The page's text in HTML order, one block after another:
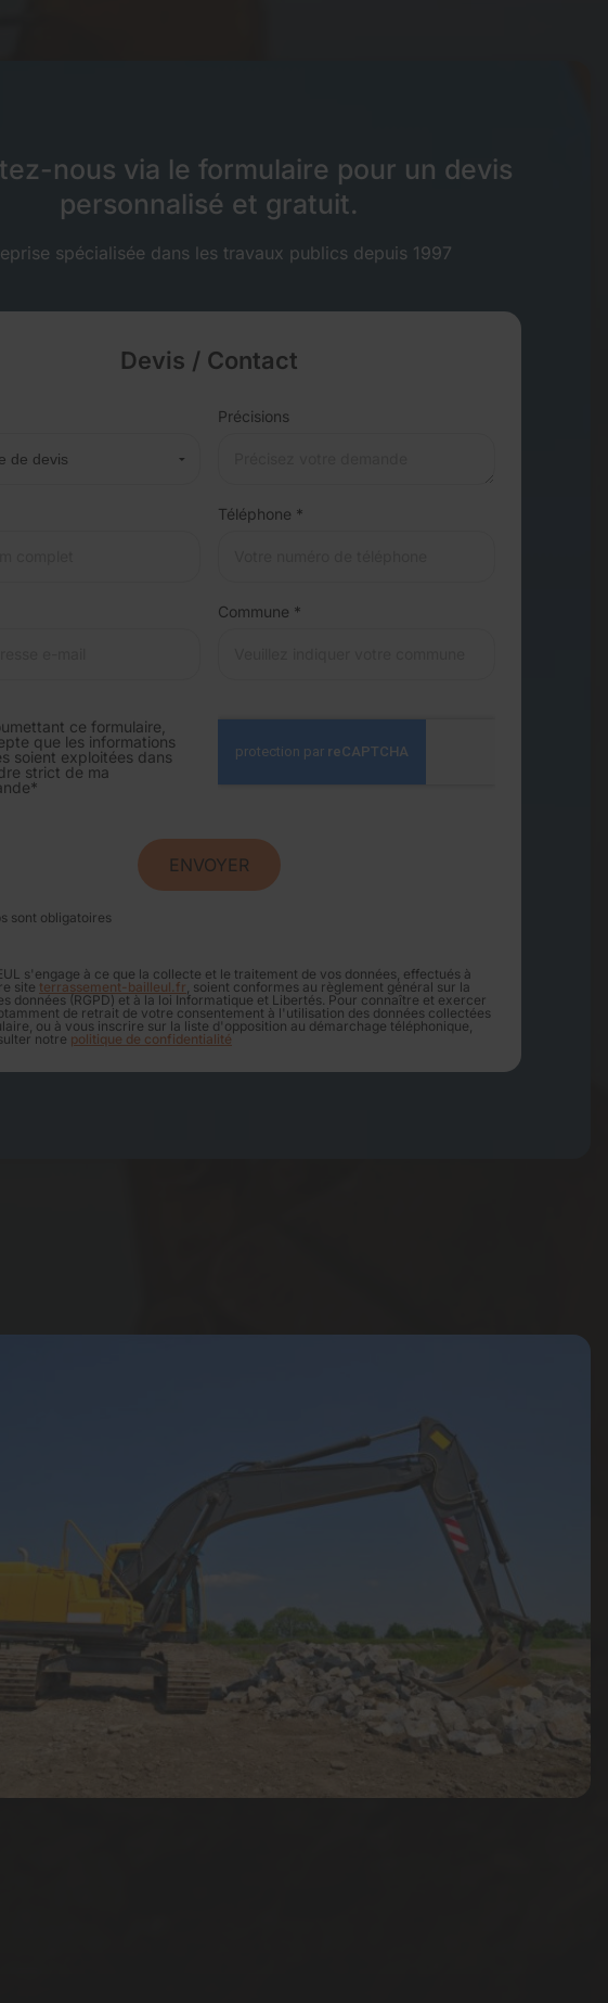
nous via le formulaire pour un devis
personnalisé et gratuit.
spécialisée dans les travaux publics depuis 1997
Devis / Contact
Précisions
Téléphone *
Commune *
ce formulaire,
que les informations
soient exploitées dans
strict de ma
sont obligatoires
s'engage à ce que la collecte et le traitement de vos données, effectués à
site terrassement-bailleul.fr , soient conformes au règlement général sur la
données (RGPD) et à la loi Informatique et Libertés. Pour connaître et exercer
de retrait de votre consentement à l'utilisation des données collectées
ou à vous inscrire sur la liste d'opposition au démarchage téléphonique,
notre politique de confidentialité